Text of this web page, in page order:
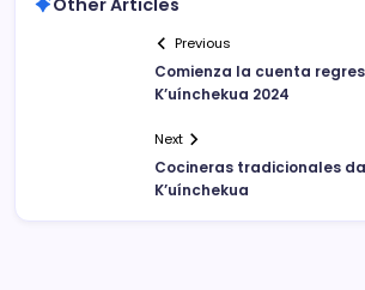
Previous
Comienza la cuenta
K’uínchekua 2024
Next
Cocineras tradicionales
K’uínchekua